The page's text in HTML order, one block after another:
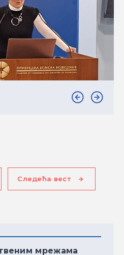
Следећа вест
мрежама